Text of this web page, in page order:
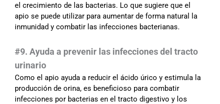
el crecimiento de las bacterias. Lo que sugiere que el
apio se puede utilizar para aumentar de forma natural la
inmunidad y combatir las infecciones bacterianas.
#9. Ayuda a prevenir las infecciones del tracto
urinario
Como el apio ayuda a reducir el ácido úrico y estimula la
producción de orina, es beneficioso para combatir
infecciones por bacterias en el tracto digestivo y los